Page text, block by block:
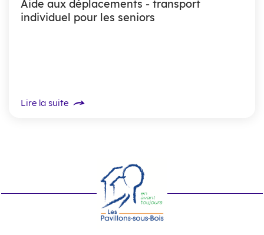
Aide aux déplacements - transport
individuel pour les seniors
Lire la suite